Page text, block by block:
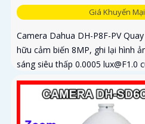
Giá Khuyến
Camera Dahua DH-P8F-PV
hữu cảm biến 8MP, ghi lại hình
sáng siêu thấp 0.0005 lux@F1.0
cảm biến lớn...